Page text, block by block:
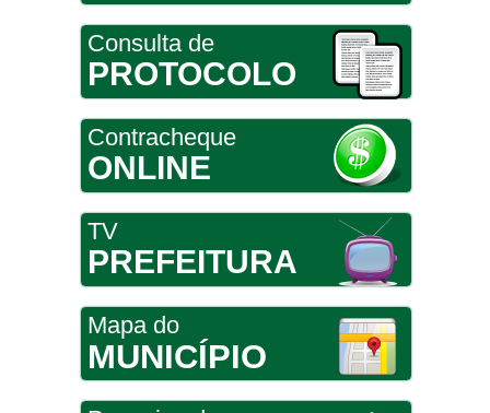
Consulta de
PROTOCOLO
Contracheque
ONLINE
TV
PREFEITURA
Mapa do
MUNICÍPIO